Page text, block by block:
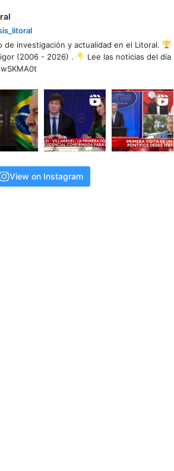
de investigación y actualidad en el Litoral.
(2006 - 2026) .
Lee las noticias del día
View on Instagram